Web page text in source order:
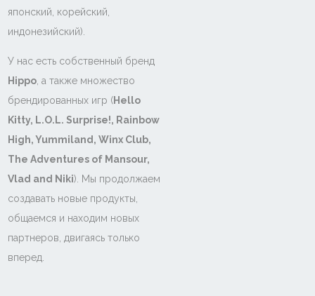
японский, корейский,
индонезийский).
У нас есть собственный бренд
Hippo, а также множество
брендированных игр (Hello
Kitty, L.O.L. Surprise!, Rainbow
High, Yummiland, Winx Club,
The Adventures of Mansour,
Vlad and Niki). Мы продолжаем
создавать новые продукты,
общаемся и находим новых
партнеров, двигаясь только
вперед.